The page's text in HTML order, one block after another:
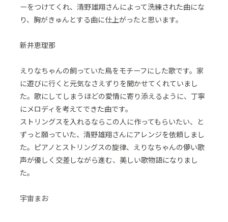
ーをつけてくれ、清野雄翔さんによって洗練された曲にな
り、胸がきゅんとする曲に仕上がったと思います。
新井恵理那
えりなちゃんの飼っていた鳥をモチーフにした歌です。家
に遊びに行くと元気なさえずりを聞かせてくれていまし
た。歌にしてしまうほどの愛情に寄り添えるように、丁寧
にメロディを考えてできた曲です。
ストリングスを入れるならこの人に作ってもらいたい、と
ずっと願っていた、清野雄翔さんにアレンジを依頼しまし
た。ピアノとストリングスの旋律、えりなちゃんの儚い歌
声が優しく交差しながら進む、美しい歌物語になりまし
た。
宇宙まお